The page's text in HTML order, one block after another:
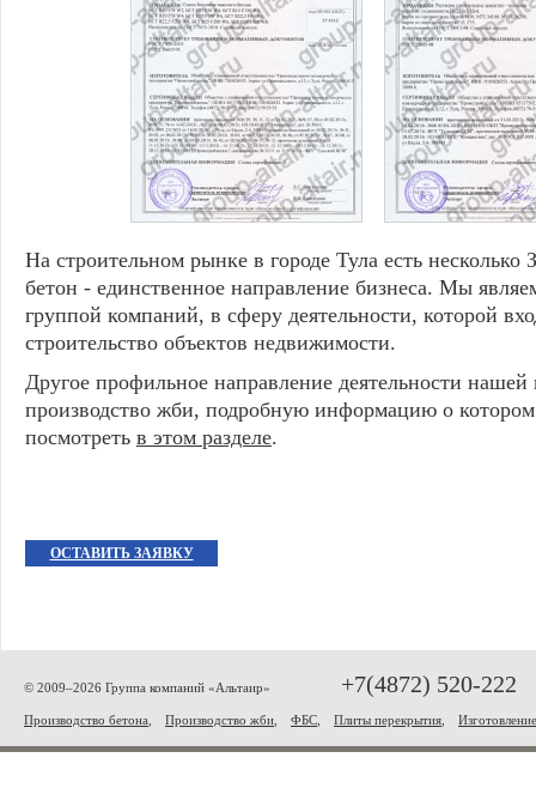
На строительном рынке в городе Тула есть
бетон - единственное направление бизнеса. Мы
группой компаний, в сферу деятельности, которой
строительство объектов недвижимости.
Другое профильное направление деятельности
производство жби, подробную информацию о
посмотреть в этом разделе.
ОСТАВИТЬ ЗАЯВКУ
© 2009–2026 Группа компаний «Альтаир»
Производство бетона Производство жби ФБС Плиты перекрытия
+7(4872) 520-222